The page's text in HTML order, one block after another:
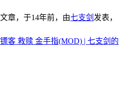
章，于14年前，由七支剑 发表，
客 救赎 金手指(MOD) | 七支剑的